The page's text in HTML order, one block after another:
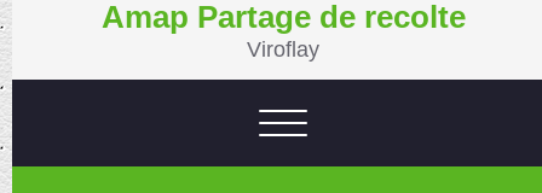
Amap Partage de recolte
Viroflay
Afficher/masquer la